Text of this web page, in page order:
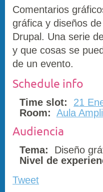
Comentarios
gráfica y diseños
Drupal. Una serie
y que cosas se
de un evento.
Schedule info
Time slot:
21
Room: Aula
Audiencia
Tema:
Diseño
Nivel de
Tweet